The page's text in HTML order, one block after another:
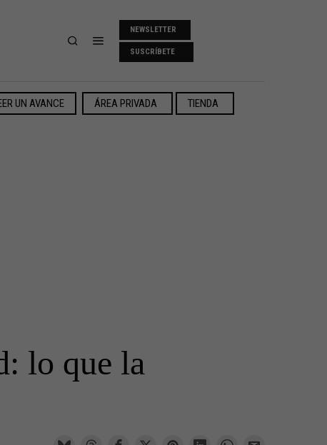
NEWSLETTER
SUSCRÍBETE
UN AVANCE ÁREA PRIVADA TIENDA
lo que la